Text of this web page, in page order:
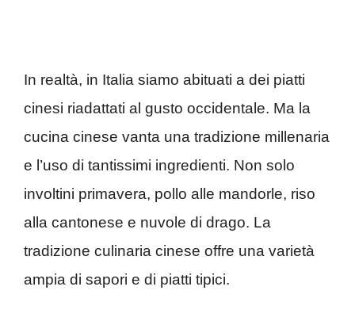
In realtà, in Italia siamo abituati a dei piatti
cinesi riadattati al gusto occidentale. Ma la
cucina cinese vanta una tradizione millenaria
e l’uso di tantissimi ingredienti. Non solo
involtini primavera, pollo alle mandorle, riso
alla cantonese e nuvole di drago. La
tradizione culinaria cinese offre una varietà
ampia di sapori e di piatti tipici.